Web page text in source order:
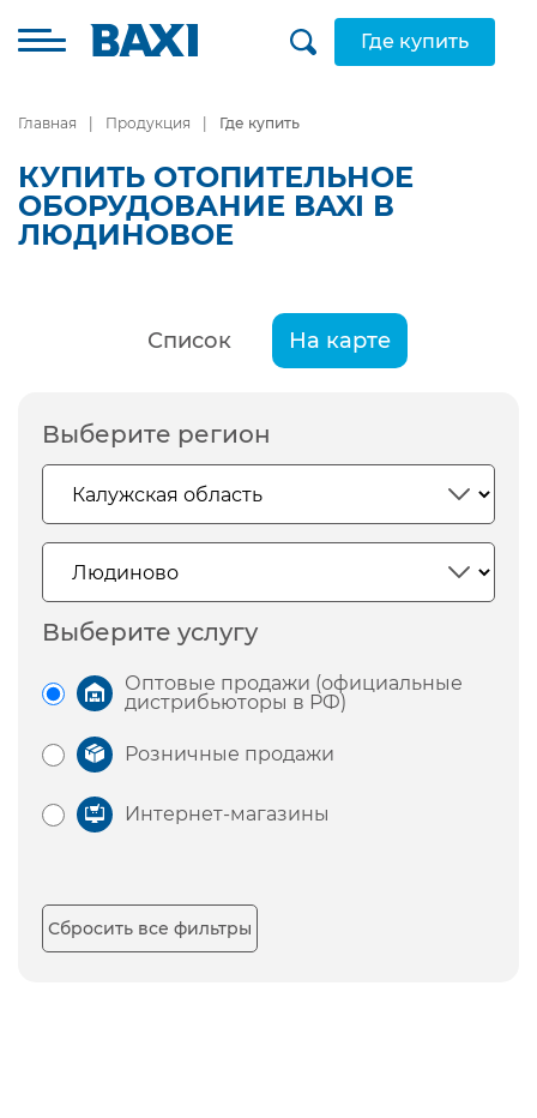
Где купить
Главная Продукция Где купить
КУПИТЬ ОТОПИТЕЛЬНОЕ
ОБОРУДОВАНИЕ BAXI В
ЛЮДИНОВОЕ
Список На карте
Выберите регион
Выберите услугу
Оптовые продажи (официальные
дистрибьюторы в РФ)
Розничные продажи
Интернет-магазины
Сбросить все фильтры